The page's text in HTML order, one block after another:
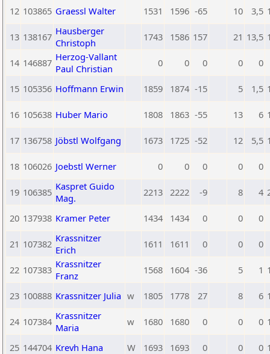
12 103865 Graessl Walter 1531 1596 -65 10 3,5
13 138167 Hausberger
Christoph
1743 1586 157 21 13,5
14 146887 Herzog-Vallant
Paul Christian
0 0 0 0 0
15 105356 Hoffmann Erwin 1859 1874 -15 5 1,5
16 105638 Huber Mario 1808 1863 -55 13 6
17 136758 Jöbstl Wolfgang 1673 1725 -52 12 5,5
18 106026 Joebstl Werner 0 0 0 0 0
19 106385 Kaspret Guido
Mag.
2213 2222 -9 8 4
20 137938 Kramer Peter 1434 1434 0 0 0
21 107382 Krassnitzer
Erich
1611 1611 0 0 0
22 107383 Krassnitzer
Franz
1568 1604 -36 5 1
23 100888 Krassnitzer Julia w 1805 1778 27 8 6
24 107384 Krassnitzer
Maria
w 1680 1680 0 0 0
25 144704 Krevh Hana W 1693 1693 0 0 0